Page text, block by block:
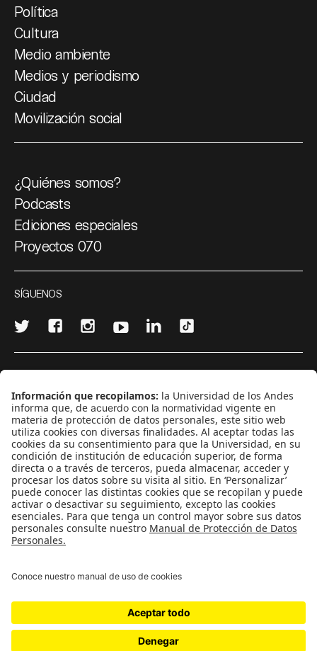
Política
Cultura
Medio ambiente
Medios y periodismo
Ciudad
Movilización social
¿Quiénes somos?
Podcasts
Ediciones especiales
Proyectos 070
SÍGUENOS
CONTÁCTANOS
cerosetenta@uniandes.edu.co
BOGOTÁ, COLOMBIA
NEWSLETTER